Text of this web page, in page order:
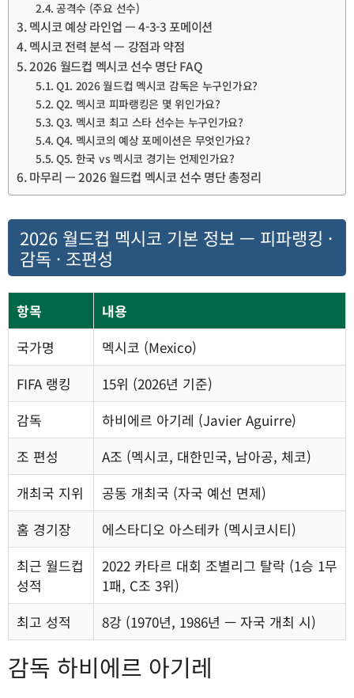
공격수 (주요 선수)
멕시코 예상 라인업 — 4-3-3 포메이션
멕시코 전력 분석 — 강점과 약점
2026 월드컵 멕시코 선수 명단 FAQ
Q1. 2026 월드컵 멕시코 감독은 누구인가요?
Q2. 멕시코 피파랭킹은 몇 위인가요?
Q3. 멕시코 최고 스타 선수는 누구인가요?
Q4. 멕시코의 예상 포메이션은 무엇인가요?
Q5. 한국 vs 멕시코 경기는 언제인가요?
마무리 — 2026 월드컵 멕시코 선수 명단 총정리
2026 월드컵 멕시코 기본 정보 — 피파랭킹 ·
감독 · 조편성
항목
내용
국가명
멕시코 (Mexico)
FIFA 랭킹
15위 (2026년 기준)
감독
하비에르 아기레 (Javier Aguirre)
조 편성
A조 (멕시코, 대한민국, 남아공, 체코)
개최국 지위
공동 개최국 (자국 예선 면제)
홈 경기장
에스타디오 아스테카 (멕시코시티)
최근 월드컵
성적
2022 카타르 대회 조별리그 탈락 (1승 1무
1패, C조 3위)
최고 성적
8강 (1970년, 1986년 — 자국 개최 시)
감독 하비에르 아기레